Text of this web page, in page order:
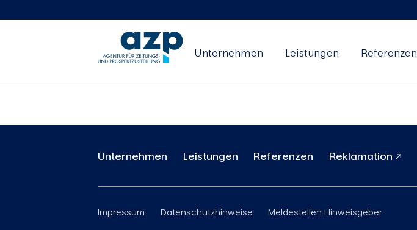
Unternehmen Leistungen Referenzen
Unternehmen Leistungen Referenzen Reklamation
Impressum Datenschutzhinweise Meldestellen Hinweisgeber